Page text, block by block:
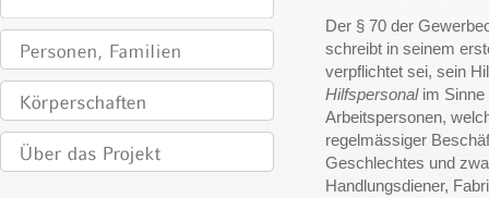
Der § 70 der
schreibt in seinem
verpflichtet sei, sein
Hilfspersonalim Sinne
Arbeitspersonen,
regelmässiger
Geschlechtes und
Handlungsdiener,